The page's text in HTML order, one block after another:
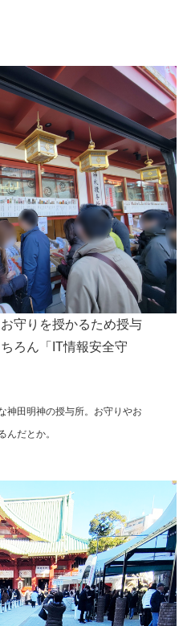
守りを授かるため授与
ろん「IT情報安全守
神田明神の授与所。お守りやお
んだとか。